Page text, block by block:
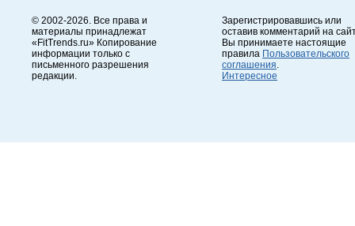
© 2002-2026. Все права и
материалы принадлежат
«FitTrends.ru» Копирование
информации только с
письменного разрешения
редакции.
Зарегистрировавшись или
оставив комментарий на
Вы принимаете настоящие
правила Пользовательского
соглашения
Интересное